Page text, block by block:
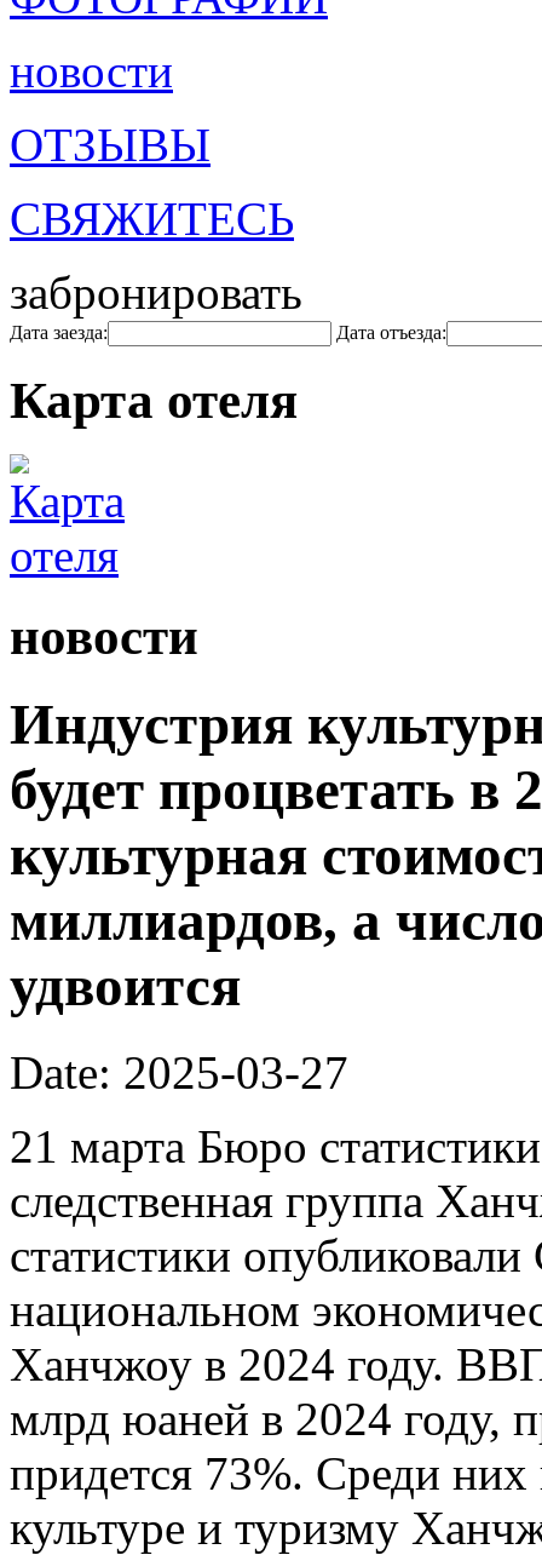
новости
ОТЗЫВЫ
СВЯЖИТЕСЬ
забронировать
Дата заезда: Дата отъезда:
Карта отеля
новости
Индустрия
будет процветать в
культурная
миллиардов, а
удвоится
Date: 2025-03-27
21 марта Бюро
следственная группа
статистики
национальном
Ханчжоу в 2024 году.
млрд юаней в 2024 году,
придется 73%. Среди
культуре и туризму